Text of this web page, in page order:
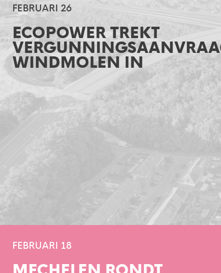
FEBRUARI 26
ECOPOWER TREKT
WINDMOLEN IN
FEBRUARI 18